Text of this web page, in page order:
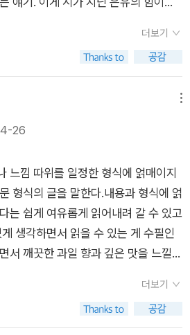
과라 생각한다면 나 같은 사람은 첫발
고 싶다. 그래서 나에게 다짐하였다.
한편 이상 쓴다. 시든, 서평이든, 수필
관련 내용이든 말이다. 꼭 실천하리
고 나중에 얼마든지 시간을 내 고치
이기 때문이다. ​따라서 이 좋은 책을 만
얻게 되었다. 그리고 더욱 더 중요한 것
것도 아닌 오롯이 나만의 이야기가 담
한다는 커다란 교훈도...
러면서 살짝 밝힌 자신의 집에 책은
부러워서 져버렸다. 치매의 기준에서
집에 삼만여권이 있다니... 너무 부러
부터 기억력으로는 남부럽지 않았던
치매라 칭하겠다는 투정어린 이야기
, 이름, 걸걸한 살머니의 진상같은 욕
가지 이야기를 써놓으셨다. 나와 같은
공감하면서 나도 글을 쓰고 싶다고
구든 쓰는 독서보다 글쓰기라고 적고
의 이야기를 남들에게 써서 공감을 불
력을 책으로 잘 느끼게 해줬던 책이라
다는 생각이 들었다.작가님 처럼 글을
매력을 듬뿍 담은 책이라 (팬이되게
게도 적극 추천하고 싶다.
오로지 쓰는 사람이고, 자기만의 독자
저기 기웃하며 호객행위를 하지 않는
세우지만 문학은 문학 고유의 영역을
독자가 있으면 절대 굶어죽지는 않는다
을 더 써야지 글 이외의 것에 눈을 돌
니, 영원히 산다면 우리 삶이 절실할
이 있기에 살아 있는 동안 다 아등바등
은 삶의 등에 얹혀서 숨어 있다. 아니,
드러내지 않는다. 그러다 딱 한 번 모습
고 있다. 그러나 평소엔 죽음을 의심
죽음이 자신의 일이 되었을 땐 이미 그
과 한통속인 죽음! 영원히 살 것처럼
더보기
26
느낌 따위를 일정한 형식에 얽매이지
형식의 글을 말한다.내용과 형식에 얽
는 쉽게 여유롭게 읽어내려 갈 수 있고
생각하면서 읽을 수 있는 게 수필인
서 깨끗한 과일 향과 깊은 맛을 느낄
평생 살아가며 느꼈던 삶의 이야기들
은 없다.
더보기